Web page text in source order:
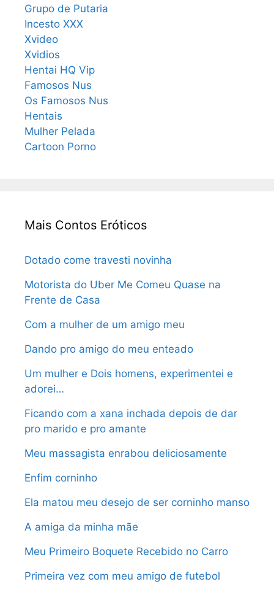
Grupo de Putaria
Incesto XXX
Xvideo
Xvidios
Hentai HQ Vip
Famosos Nus
Os Famosos Nus
Hentais
Mulher Pelada
Cartoon Porno
Mais Contos Eróticos
Dotado come travesti novinha
Motorista do Uber Me Comeu Quase na
Frente de Casa
Com a mulher de um amigo meu
Dando pro amigo do meu enteado
Um mulher e Dois homens, experimentei e
adorei…
Ficando com a xana inchada depois de dar
pro marido e pro amante
Meu massagista enrabou deliciosamente
Enfim corninho
Ela matou meu desejo de ser corninho manso
A amiga da minha mãe
Meu Primeiro Boquete Recebido no Carro
Primeira vez com meu amigo de futebol